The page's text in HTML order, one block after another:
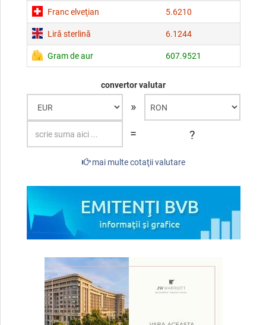
Franc elveţian 5.6210
Liră sterlină 6.1244
Gram de aur 607.9521
convertor valutar
»
=
?
mai multe cotaţii valutare